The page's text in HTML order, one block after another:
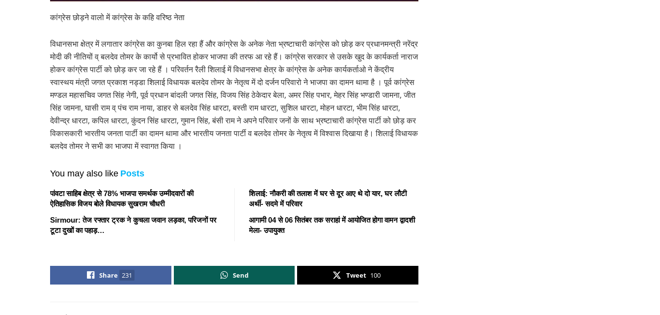
कांग्रेस छोड़ने वालो में कांग्रेस के कहि वरिष्ठ नेता
विधानसभा क्षेत्र में लगातार कांग्रेस का कुनबा हिल रहा हैं और कांग्रेस के अनेक नेता भ्रष्टाचारी कांग्रेस को छोड़ कर प्रधानमन्त्री नरेंद्र
मोदी की नीतियों व् बलदेव तोमर के कार्यो से प्रभावित होकर भाजपा की तरफ आ रहे हैं। कांग्रेस सरकार से उसके खुद के कार्यकर्ता नाराज
होकर कांग्रेस पार्टी को छोड़ कर जा रहे हैं । परिवर्तन रैली शिलाई में विधानसभा क्षेत्र के कांग्रेस के अनेक कार्यकर्ताओ ने केंद्रीय
स्वास्थय मंत्री जगत प्रकाश नड्डा शिलाई विधायक बलदेव तोमर के नेतृत्व में दो दर्जन परिवारो ने भाजपा का दामन थामा है । पूर्व कांग्रेस
मण्डल महासचिव जगत सिंह नेगी, पूर्व प्रधान बांदली जगत सिंह, विजय सिंह ठेकेदार बेला, अमर सिंह पभार, मेहर सिंह भण्डारी जामना, जीत
सिंह जामना, घासी राम व् पंच राम नाया, डाहर से बलदेव सिंह धारटा, बस्ती राम धारटा, सुशिल धारटा, मोहन धारटा, भीम सिंह धारटा,
देवीन्द्र धारटा, कपिल धारटा, कुंदन सिंह धारटा, गुमान सिंह, बंसी राम ने अपने परिवार जनों के साथ भ्रष्टाचारी कांग्रेस पार्टी को छोड़ कर
विकासकारी भारतीय जनता पार्टी का दामन थामा और भारतीय जनता पार्टी व बलदेव तोमर के नेतृत्व में विश्वास दिखाया है। शिलाई विधायक
बलदेव तोमर ने सभी का भाजपा में स्वागत किया ।
You may also like Posts
पांवटा साहिब क्षेत्र से 78% भाजपा समर्थक उम्मीदवारों की
ऐतिहासिक विजय बोले विधायक सुखराम चौधरी
Sirmour: तेज रफ्तार ट्रक ने कुचला जवान लड़का, परिजनों पर
टूटा दुखों का पहाड़…
शिलाई: नौकरी की तलाश में घर से दूर आए थे दो यार, घर लौटी
अर्थी- सदमे में परिवार
आगामी 04 से 06 सितंबर तक सराहां में आयोजित होगा वामन द्वादशी
मेला- उपायुक्त
Share 231 Send Tweet 100